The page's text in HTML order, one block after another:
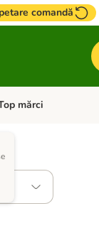
comandă
meniul cu
mărci